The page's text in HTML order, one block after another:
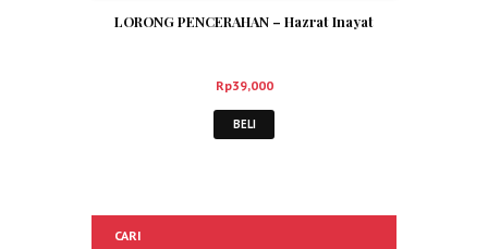
LORONG PENCERAHAN – Hazrat Inayat
Rp39,000
BELI
CARI